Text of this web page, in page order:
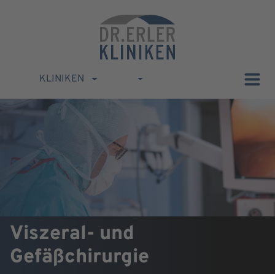
KLINIKEN
Viszeral- und
Gefäßchirurgie